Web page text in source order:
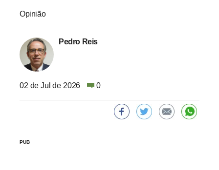
Opinião
Pedro Reis
02 de Jul de 2026 0
PUB